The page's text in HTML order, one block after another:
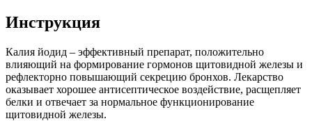
Инструкция
Калия йодид – эффективный препарат, положительно
влияющий на формирование гормонов щитовидной железы и
рефлекторно повышающий секрецию бронхов. Лекарство
оказывает хорошее антисептическое воздействие, расщепляет
белки и отвечает за нормальное функционирование
щитовидной железы.